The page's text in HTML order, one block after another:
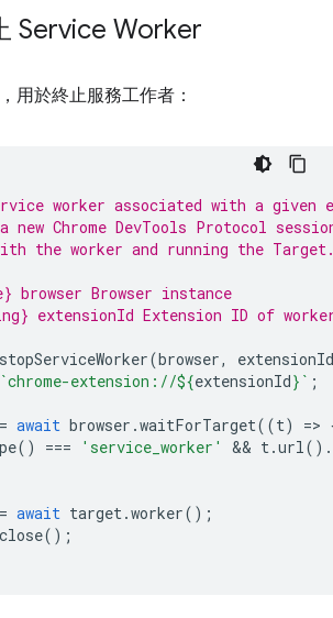
Service Worker
用於終止服務工作者：
worker associated with a given
new Chrome DevTools Protocol
the worker and running the
browser Browser instance
extensionId Extension ID of
stopServiceWorker(browser,
extensionId
`chrome-extension://${extensionId} ` ;
= await browser .waitForTarget((t) =>
() === 'service_worker' && t.url().
= await target.worker();
close();